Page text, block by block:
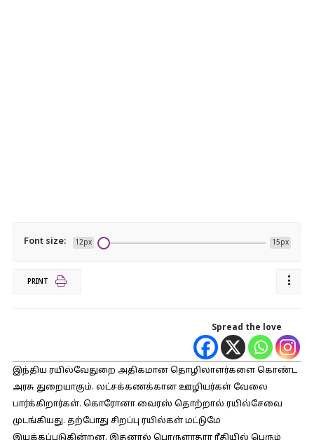
Font size: 12px 15px
PRINT
Spread the love
இந்திய ரயில்வேதுறை அதிகமான தொழிலாளர்களை கொண்ட
அரசு துறையாகும். லட்சக்கணக்கான ஊழியர்கள் வேலை
பார்க்கிறார்கள். கொரோனா வைரஸ் தொற்றால் ரயில்சேவை
முடங்கியது. தற்போது சிறப்பு ரயில்கள் மட்டுமே
இயக்கப்படுகின்றன. இதனால் பொருளாதார ரீதியில் பெரும்